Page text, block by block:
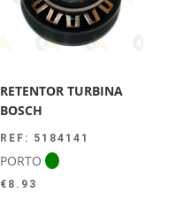
RETENTOR TURBINA
BOSCH
REF: 5184141
PORTO
€ 8.93